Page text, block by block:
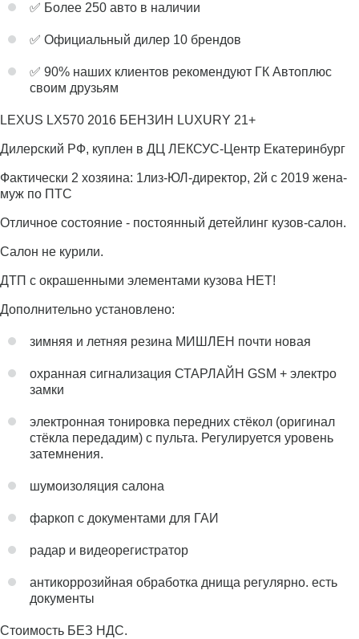
✅ Более 250 авто в наличии
✅ Официальный дилер 10 брендов
✅ 90% наших клиентов рекомендуют ГК Автоплюс
своим друзьям
LEXUS LX570 2016 БЕНЗИН LUXURY 21+
Дилерский РФ, куплен в ДЦ ЛЕКСУС-Центр Екатеринбург
Фактически 2 хозяина: 1лиз-ЮЛ-директор, 2й с 2019 жена-
муж по ПТС
Отличное состояние - постоянный детейлинг кузов-салон.
Салон не курили.
ДТП с окрашенными элементами кузова НЕТ!
Дополнительно установлено:
зимняя и летняя резина МИШЛЕН почти новая
охранная сигнализация СТАРЛАЙН GSM + электро
замки
электронная тонировка передних стёкол (оригинал
стёкла передадим) с пульта. Регулируется уровень
затемнения.
шумоизоляция салона
фаркоп с документами для ГАИ
радар и видеорегистратор
антикоррозийная обработка днища регулярно. есть
документы
Стоимость БЕЗ НДС.